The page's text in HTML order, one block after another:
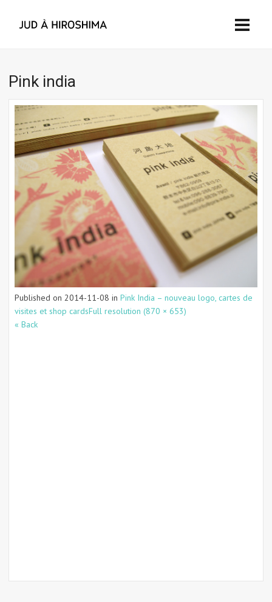
Pink india
Published on 2014-11-08 in Pink India – nouveau logo, cartes de
visites et shop cardsFull resolution (870 × 653)
« Back